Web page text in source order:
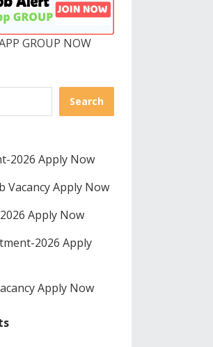
GROUP NOW
Search
2026 Apply Now
Vacancy Apply Now
Apply Now
2026 Apply
Apply Now